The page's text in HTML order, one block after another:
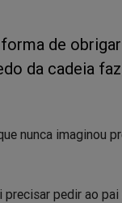
de
da cadeia
nunca imaginou
precisar pedir ao